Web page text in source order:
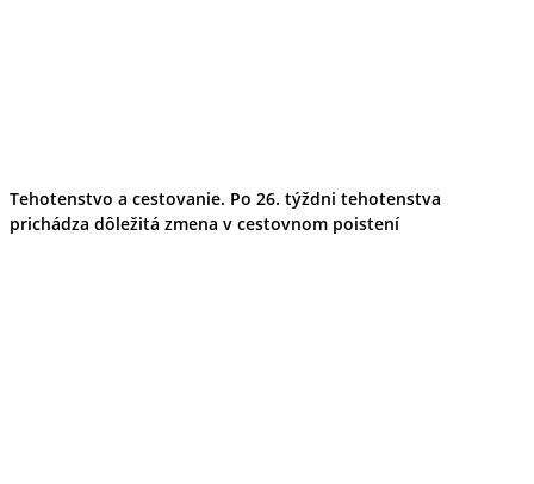
Tehotenstvo a cestovanie. Po 26. týždni tehotenstva
prichádza dôležitá zmena v cestovnom poistení